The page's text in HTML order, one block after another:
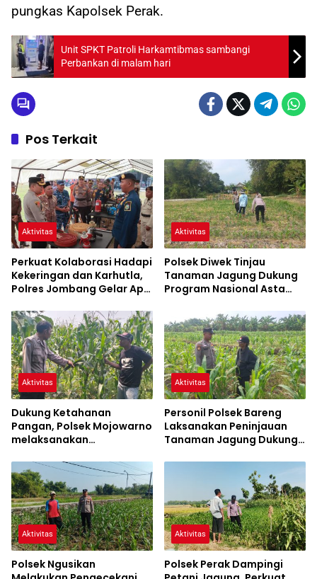
pungkas Kapolsek Perak.
Unit SPKT Patroli Harkamtibmas sambangi
Perbankan di malam hari
Pos Terkait
Aktivitas
Perkuat Kolaborasi Hadapi
Kekeringan dan Karhutla,
Polres Jombang Gelar Apel
Aktivitas
Polsek Diwek Tinjau
Tanaman Jagung Dukung
Program Nasional Asta
Aktivitas
Dukung Ketahanan
Pangan, Polsek Mojowarno
melaksanakan
Jagung
Aktivitas
Personil Polsek Bareng
Laksanakan Peninjauan
Tanaman Jagung Dukung
Pangan
Aktivitas
Polsek Ngusikan
Aktivitas
Polsek Perak Dampingi